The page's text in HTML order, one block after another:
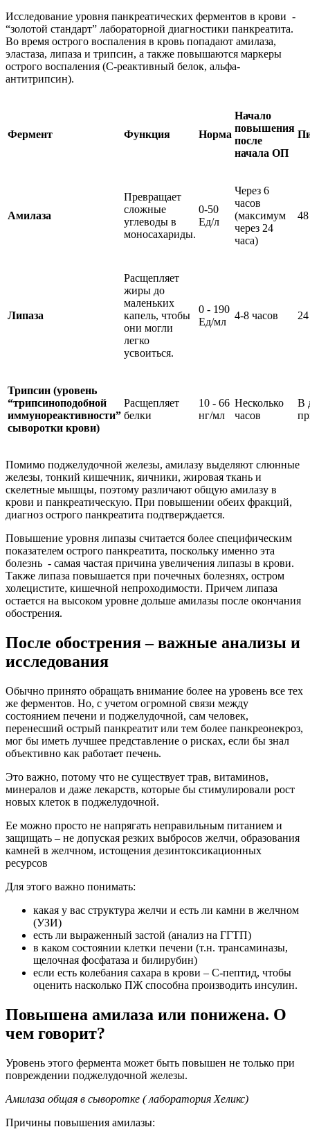
Исследование уровня панкреатических ферментов в крови -
“золотой стандарт” лабораторной диагностики панкреатита.
Во время острого воспаления в кровь попадают амилаза,
эластаза, липаза и трипсин, а также повышаются маркеры
острого воспаления (С-реактивный белок, альфа-
антитрипсин).
Фермент Функция Норма
Начало
повышения
после
начала ОП
Амилаза
Превращает
сложные
углеводы в
моносахариды.
0-50
Ед/л
Через 6
часов
(максимум
через 24
часа)
Липаза
Расщепляет
жиры до
маленьких
капель, чтобы
они могли
легко
усвоиться.
0 - 190
Ед/мл
4-8 часов
Трипсин (уровень
“трипсиноподобной
иммунореактивности”
сыворотки крови)
Расщепляет
белки
10 - 66
нг/мл
Несколько
часов
В
Помимо поджелудочной железы, амилазу выделяют слюнные
железы, тонкий кишечник, яичники, жировая ткань и
скелетные мышцы, поэтому различают общую амилазу в
крови и панкреатическую. При повышении обеих фракций,
диагноз острого панкреатита подтверждается.
Повышение уровня липазы считается более специфическим
показателем острого панкреатита, поскольку именно эта
болезнь - самая частая причина увеличения липазы в крови.
Также липаза повышается при почечных болезнях, остром
холецистите, кишечной непроходимости. Причем липаза
остается на высоком уровне дольше амилазы после окончания
обострения.
После обострения – важные анализы и
исследования
Обычно принято обращать внимание более на уровень все тех
же ферментов. Но, с учетом огромной связи между
состоянием печени и поджелудочной, сам человек,
перенесший острый панкреатит или тем более панкреонекроз,
мог бы иметь лучшее представление о рисках, если бы знал
объективно как работает печень.
Это важно, потому что не существует трав, витаминов,
минералов и даже лекарств, которые бы стимулировали рост
новых клеток в поджелудочной.
Ее можно просто не напрягать неправильным питанием и
защищать – не допуская резких выбросов желчи, образования
камней в желчном, истощения дезинтоксикационных
ресурсов
Для этого важно понимать:
какая у вас структура желчи и есть ли камни в желчном
(УЗИ)
есть ли выраженный застой (анализ на ГГТП)
в каком состоянии клетки печени (т.н. трансаминазы,
щелочная фосфатаза и билирубин)
если есть колебания сахара в крови – С-пептид, чтобы
оценить насколько ПЖ способна производить инсулин.
Повышена амилаза или понижена. О
чем говорит?
Уровень этого фермента может быть повышен не только при
повреждении поджелудочной железы.
Амилаза общая в сыворотке ( лаборатория Хеликс)
Причины повышения амилазы: